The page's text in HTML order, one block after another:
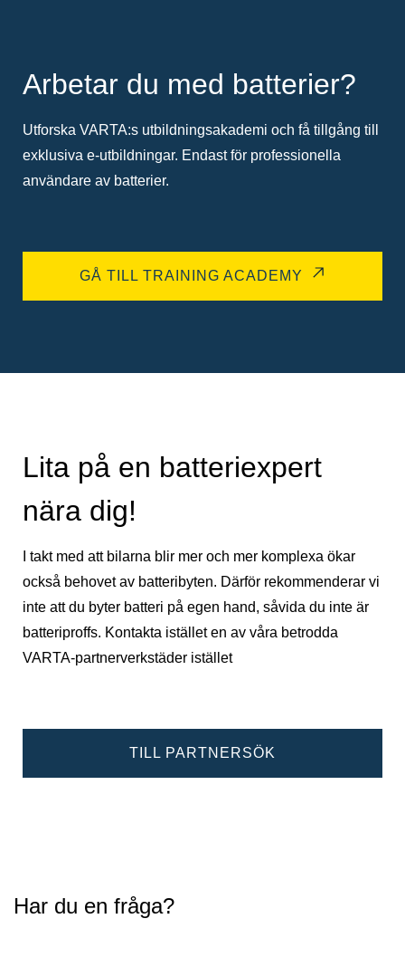
Arbetar du med batterier?
Utforska VARTA:s utbildningsakademi och få tillgång till
exklusiva e-utbildningar. Endast för professionella
användare av batterier.
GÅ TILL TRAINING ACADEMY
Lita på en batteriexpert
nära dig!
I takt med att bilarna blir mer och mer komplexa ökar
också behovet av batteribyten. Därför rekommenderar vi
inte att du byter batteri på egen hand, såvida du inte är
batteriproffs. Kontakta istället en av våra betrodda
VARTA-partnerverkstäder istället
TILL PARTNERSÖK
Har du en fråga?